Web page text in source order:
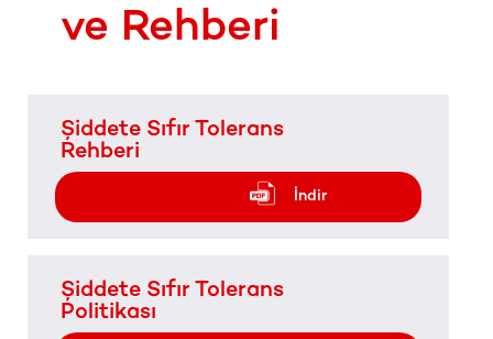
ve Rehberi
Şiddete Sıfır Tolerans
Rehberi
İndir
Şiddete Sıfır Tolerans
Politikası